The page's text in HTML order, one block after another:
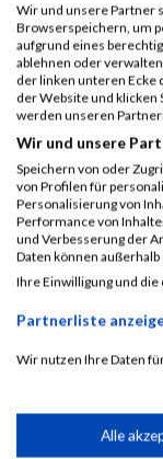
11089
Felix
10810
10568
10974
10368
10531
Falk
10543
10508
10383
10418
10483
10633
Ekrem
Wir und unsere Partner
Browserspeichern, um
aufgrund eines
ablehnen oder
der linken unteren Ecke
der Website und klicken
werden unseren
Wir und unsere
Speichern von oder
von Profilen für
Personalisierung von
Performance von
und Verbesserung der
Daten können
Ihre Einwilligung und
Partnerliste
Wir nutzen Ihre Daten
Speichern von
Alle